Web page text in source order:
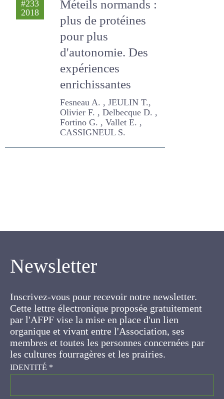
#233
2018
Méteils normands :
plus de protéines
pour plus
d'autonomie. Des
expériences
enrichissantes
Fesneau A. , JEULIN T.,
Olivier F. , Delbecque D. ,
Fortino G. , Vallet E. ,
CASSIGNEUL S.
Newsletter
Cette lettre électronique proposée
gratuitement par l'AFPF vise la mise en place
d'un lien organique et vivant entre l'Association,
ses membres et toutes les personnes
concernées par les cultures fourragères et les
prairies.
IDENTITÉ*